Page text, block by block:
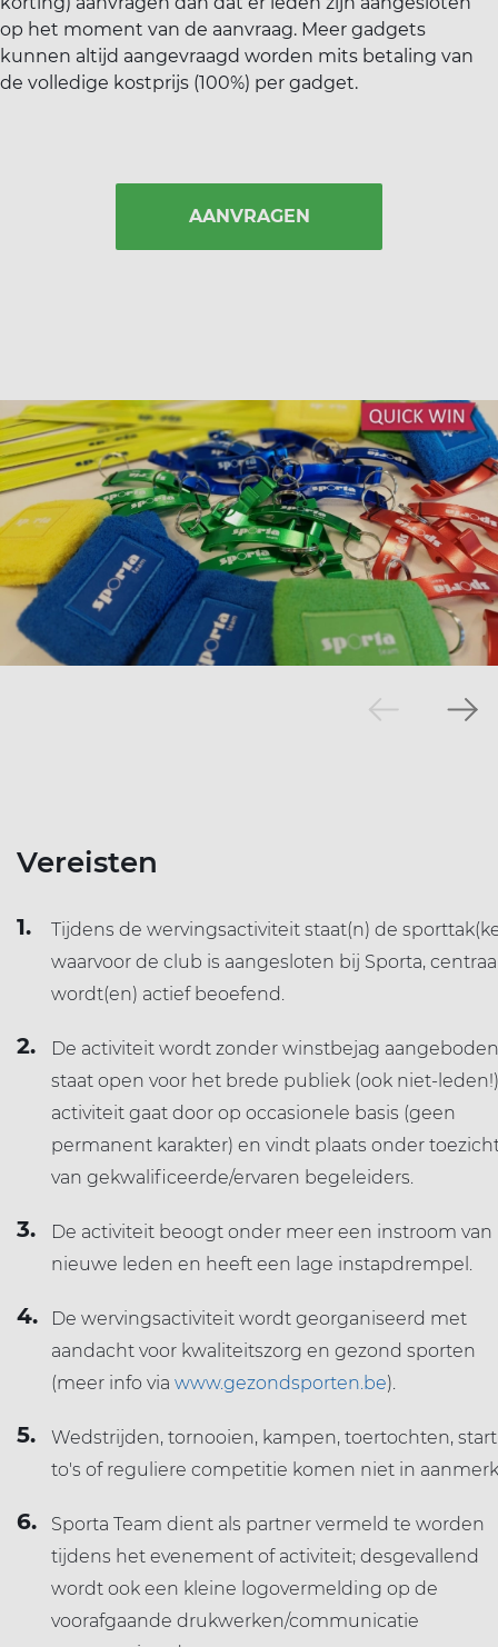
op het moment van de aanvraag. Meer gadgets
kunnen altijd aangevraagd worden mits betaling van
de volledige kostprijs (100%) per gadget.
AANVRAGEN
Vereisten
Tijdens de wervingsactiviteit staat(n) de
waarvoor de club is aangesloten bij Sporta,
wordt(en) actief beoefend.
De activiteit wordt zonder winstbejag
staat open voor het brede publiek (ook niet-
activiteit gaat door op occasionele basis (geen
permanent karakter) en vindt plaats onder
van gekwalificeerde/ervaren begeleiders.
De activiteit beoogt onder meer een instroom van
nieuwe leden en heeft een lage instapdrempel.
De wervingsactiviteit wordt georganiseerd met
aandacht voor kwaliteitszorg en gezond sporten
(meer info via www.gezondsporten.be).
Wedstrijden, tornooien, kampen, toertochten,
to's of reguliere competitie komen niet in
Sporta Team dient als partner vermeld te worden
tijdens het evenement of activiteit; desgevallend
wordt ook een kleine logovermelding op de
voorafgaande drukwerken/communicatie